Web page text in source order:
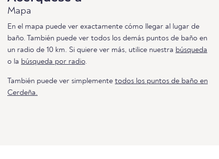
Mapa
En el mapa puede ver exactamente cómo llegar al lugar de
baño. También puede ver todos los demás puntos de baño en
un radio de 10 km. Si quiere ver más, utilice nuestra búsqueda
o la búsqueda por radio.
También puede ver simplemente todos los puntos de baño en
Cerdeña.